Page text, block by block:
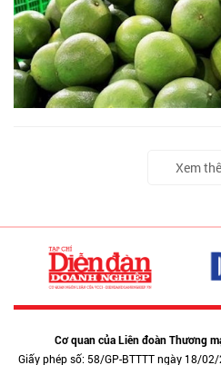
Xem
Cơ quan của Liên đoàn Thương
Giấy phép số: 58/GP-BTTTT ngày 18/